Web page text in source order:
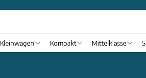
Kleinwagen Kompakt Mittelklasse